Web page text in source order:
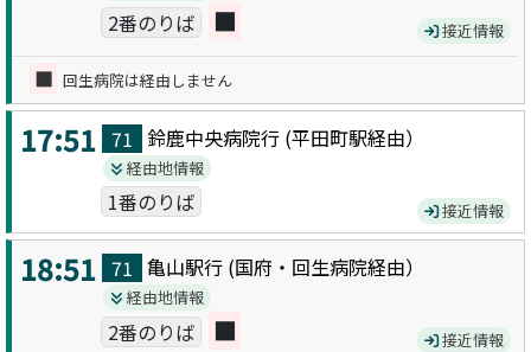
2番のりば ■ 接近情報
■ 回生病院は経由しません
17:51 71 鈴鹿中央病院行 (平田町駅経由）
経由地情報
1番のりば 接近情報
18:51 71 亀山駅行 (国府・回生病院経由）
経由地情報
2番のりば ■ 接近情報